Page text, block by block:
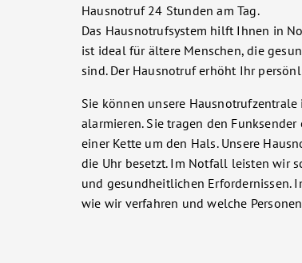
Hausnotruf 24 Stunden am Tag.
Das Hausnotrufsystem hilft Ihnen in
ist ideal für ältere Menschen, die
sind. Der Hausnotruf erhöht Ihr
Sie können unsere
alarmieren. Sie tragen den
einer Kette um den Hals. Unsere
die Uhr besetzt. Im Notfall leisten wir
und gesundheitlichen Erfordernissen.
wie wir verfahren und welche